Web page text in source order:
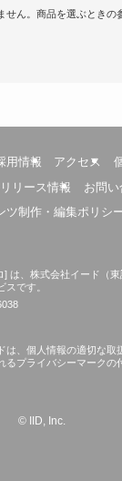
せん。商品を選ぶときの
用情報 アクセス
リース情報
お問
ツ制作・編集ポリシ
] は、株式会社イード（
スです。
は、個人情報の適切な取
るプライバシーマークの
© IID, Inc.